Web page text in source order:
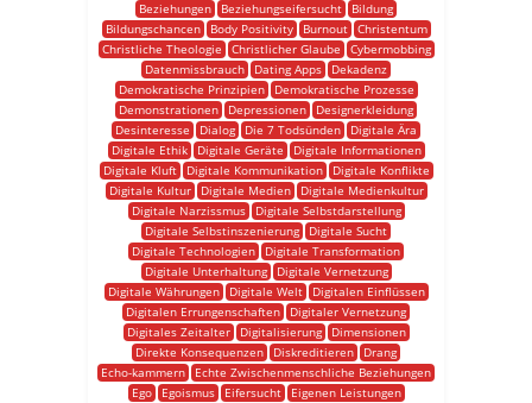
Beziehungen Beziehungseifersucht
Bildung
Bildungschancen
Body Positivity Burnout
Christentum
Christliche Theologie
Christlicher Glaube
Cybermobbing
Datenmissbrauch
Dating Apps
Dekadenz
Demokratische Prinzipien
Demokratische Prozesse
Demonstrationen
Depressionen
Designerkleidung
Desinteresse
Dialog Die 7 Todsünden
Digitale Ära
Digitale Ethik
Digitale Geräte
Digitale Informationen
Digitale Kluft
Digitale Kommunikation
Digitale Konflikte
Digitale Kultur
Digitale Medien
Digitale Medienkultur
Digitale Narzissmus
Digitale Selbstdarstellung
Digitale Selbstinszenierung
Digitale Sucht
Digitale Technologien
Digitale Transformation
Digitale Unterhaltung
Digitale Vernetzung
Digitale Währungen
Digitale Welt
Digitalen Einflüssen
Digitalen Errungenschaften
Digitaler Vernetzung
Digitales Zeitalter
Digitalisierung
Dimensionen
Direkte Konsequenzen
Diskreditieren
Drang
Echo-kammern
Echte Zwischenmenschliche Beziehungen
Ego
Egoismus Eifersucht
Eigenen Leistungen